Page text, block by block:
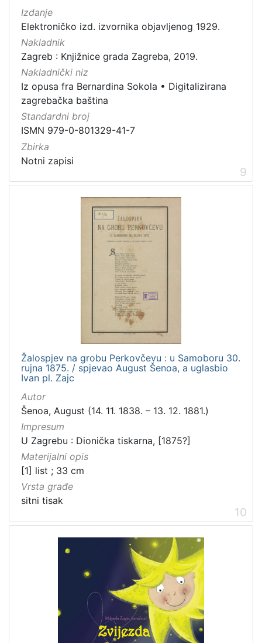
Izdanje
Elektroničko izd. izvornika objavljenog 1929.
Nakladnik
Zagreb : Knjižnice grada Zagreba, 2019.
Nakladnički niz
Iz opusa fra Bernardina Sokola • Digitalizirana
zagrebačka baština
Standardni broj
ISMN 979-0-801329-41-7
Zbirka
Notni zapisi
9
Žalospjev na grobu Perkovčevu : u Samoboru 30.
rujna 1875. / spjevao August Šenoa, a uglasbio
Ivan pl. Zajc
Autor
Šenoa, August (14. 11. 1838. – 13. 12. 1881.)
Impresum
U Zagrebu : Dionička tiskarna, [1875?]
Materijalni opis
[1] list ; 33 cm
Vrsta građe
sitni tisak
10